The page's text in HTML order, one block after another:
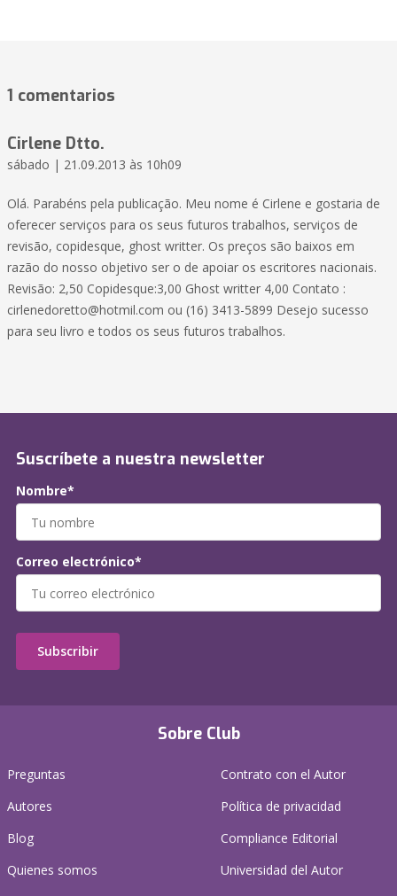
1 comentarios
Cirlene Dtto.
sábado | 21.09.2013 às 10h09
Olá. Parabéns pela publicação. Meu nome é Cirlene e gostaria de
oferecer serviços para os seus futuros trabalhos, serviços de
revisão, copidesque, ghost writter. Os preços são baixos em
razão do nosso objetivo ser o de apoiar os escritores nacionais.
Revisão: 2,50 Copidesque:3,00 Ghost writter 4,00 Contato :
cirlenedoretto@hotmil.com ou (16) 3413-5899 Desejo sucesso
para seu livro e todos os seus futuros trabalhos.
Sobre Club
Preguntas
Autores
Blog
Quienes somos
Contrato con el Autor
Política de privacidad
Compliance Editorial
Universidad del Autor
Suscríbete a nuestra newsletter
Nombre*
Correo electrónico*
Subscribir